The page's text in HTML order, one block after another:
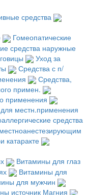
средства
Гомеопатические
средства наружные
Уход за
Средства с п/
Средства,
примен.
применения
местн.применения
средства
катаракте
Витамины для глаз
Витамины для
для мужчин
источник Магния